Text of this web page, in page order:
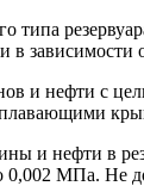
типа
в зависи­мости
и нефти с
и нефти в
МПа. Не